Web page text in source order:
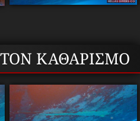
ΤΟΝ ΚΑΘΑΡΙΣΜΟ